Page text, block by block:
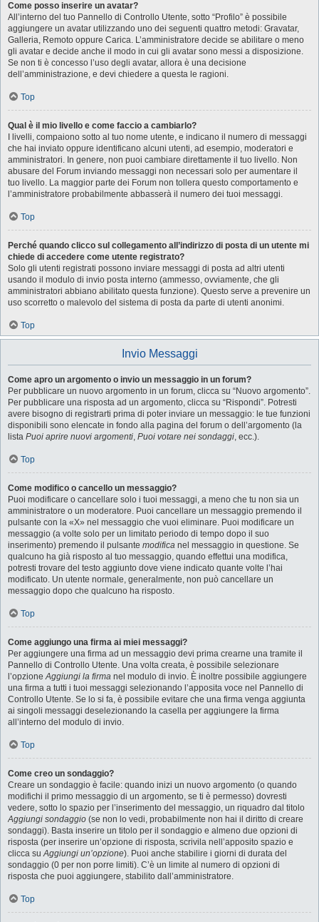
Come posso inserire un avatar?
All’interno del tuo Pannello di Controllo Utente, sotto “Profilo” è possibile
aggiungere un avatar utilizzando uno dei seguenti quattro metodi: Gravatar,
Galleria, Remoto oppure Carica. L’amministratore decide se abilitare o meno
gli avatar e decide anche il modo in cui gli avatar sono messi a disposizione.
Se non ti è concesso l’uso degli avatar, allora è una decisione
dell’amministrazione, e devi chiedere a questa le ragioni.
Top
Qual è il mio livello e come faccio a cambiarlo?
I livelli, compaiono sotto al tuo nome utente, e indicano il numero di messaggi
che hai inviato oppure identificano alcuni utenti, ad esempio, moderatori e
amministratori. In genere, non puoi cambiare direttamente il tuo livello. Non
abusare del Forum inviando messaggi non necessari solo per aumentare il
tuo livello. La maggior parte dei Forum non tollera questo comportamento e
l’amministratore probabilmente abbasserà il numero dei tuoi messaggi.
Top
Perché quando clicco sul collegamento all’indirizzo di posta di un utente mi
chiede di accedere come utente registrato?
Solo gli utenti registrati possono inviare messaggi di posta ad altri utenti
usando il modulo di invio posta interno (ammesso, ovviamente, che gli
amministratori abbiano abilitato questa funzione). Questo serve a prevenire un
uso scorretto o malevolo del sistema di posta da parte di utenti anonimi.
Top
Invio Messaggi
Come apro un argomento o invio un messaggio in un forum?
Per pubblicare un nuovo argomento in un forum, clicca su “Nuovo argomento”.
Per pubblicare una risposta ad un argomento, clicca su “Rispondi”. Potresti
avere bisogno di registrarti prima di poter inviare un messaggio: le tue funzioni
disponibili sono elencate in fondo alla pagina del forum o dell’argomento (la
lista Puoi aprire nuovi argomenti, Puoi votare nei sondaggi, ecc.).
Top
Come modifico o cancello un messaggio?
Puoi modificare o cancellare solo i tuoi messaggi, a meno che tu non sia un
amministratore o un moderatore. Puoi cancellare un messaggio premendo il
pulsante con la «X» nel messaggio che vuoi eliminare. Puoi modificare un
messaggio (a volte solo per un limitato periodo di tempo dopo il suo
inserimento) premendo il pulsante modifica nel messaggio in questione. Se
qualcuno ha già risposto al tuo messaggio, quando effettui una modifica,
potresti trovare del testo aggiunto dove viene indicato quante volte l’hai
modificato. Un utente normale, generalmente, non può cancellare un
messaggio dopo che qualcuno ha risposto.
Top
Come aggiungo una firma ai miei messaggi?
Per aggiungere una firma ad un messaggio devi prima crearne una tramite il
Pannello di Controllo Utente. Una volta creata, è possibile selezionare
l’opzioneAggiungi la firma nel modulo di invio. È inoltre possibile aggiungere
una firma a tutti i tuoi messaggi selezionando l’apposita voce nel Pannello di
Controllo Utente. Se lo si fa, è possibile evitare che una firma venga aggiunta
ai singoli messaggi deselezionando la casella per aggiungere la firma
all’interno del modulo di invio.
Top
Come creo un sondaggio?
Creare un sondaggio è facile: quando inizi un nuovo argomento (o quando
modifichi il primo messaggio di un argomento, se ti è permesso) dovresti
vedere, sotto lo spazio per l’inserimento del messaggio, un riquadro dal titolo
Aggiungi sondaggio (se non lo vedi, probabilmente non hai il diritto di creare
sondaggi). Basta inserire un titolo per il sondaggio e almeno due opzioni di
risposta (per inserire un’opzione di risposta, scrivila nell’apposito spazio e
clicca suAggiungi un’opzione). Puoi anche stabilire i giorni di durata del
sondaggio (0 per non porre limiti). C’è un limite al numero di opzioni di
risposta che puoi aggiungere, stabilito dall’amministratore.
Top